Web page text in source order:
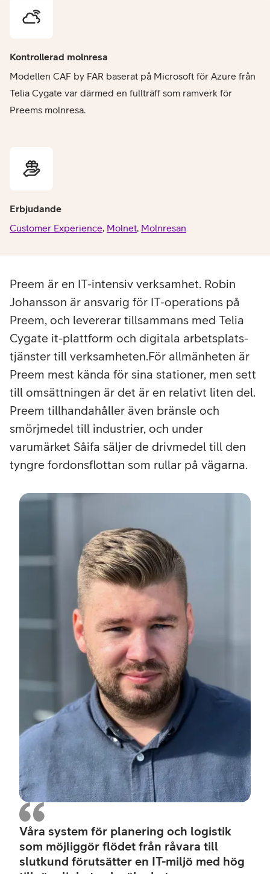
Kontrollerad molnresa
Modellen CAF by FAR baserat på Microsoft för Azure från
Telia Cygate var därmed en fullträff som ramverk för
Preems molnresa.
Erbjudande
Customer Experience, Molnet, Molnresan
Preem är en IT-intensiv verksamhet. Robin
Johansson är ansvarig för IT-operations på
Preem, och levererar tillsammans med Telia
Cygate it-plattform och digitala arbetsplats-
tjänster till verksamheten.För allmänheten är
Preem mest kända för sina stationer, men sett
till omsättningen är det är en relativt liten del.
Preem tillhandahåller även bränsle och
smörjmedel till industrier, och under
varumärket Såifa säljer de drivmedel till den
tyngre fordonsflottan som rullar på vägarna.
Våra system för planering och logistik
som möjliggör flödet från råvara till
slutkund förutsätter en IT-miljö med hög
–